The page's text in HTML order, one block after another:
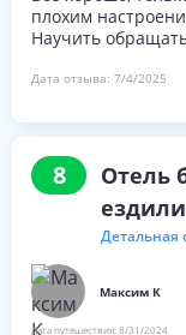
детский клуб
игровая
прокат
2-я пляжная
шезлонги,
С232025000516
плохим
Научить
Дата отзыва: 7/4/2025
8
Отель
Детальная
Максим К
Дата путешествия:8/31/2024